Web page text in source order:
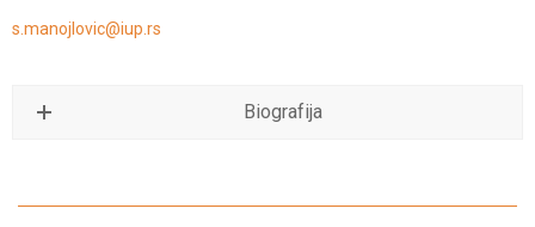
s.manojlovic@iup.rs
Biografija